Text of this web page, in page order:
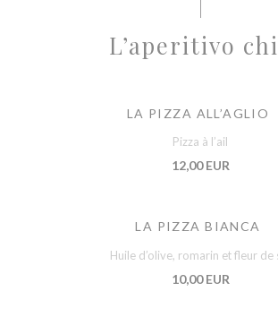
L’aperitivo
LA PIZZA ALL’AGLIO
Pizza à l’ail
12,00 EUR
LA PIZZA BIANCA
Huile d’olive, romarin et fleur de
10,00 EUR